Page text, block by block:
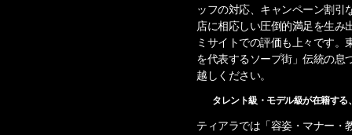
ッフの対応、キャンペーン割引
店に相応しい圧倒的満足を生み
ミサイトでの評価も上々です。
を代表するソープ街」伝統の息
越しください。
タレント級・モデル級が在籍す
ティアラでは「容姿・マナー・